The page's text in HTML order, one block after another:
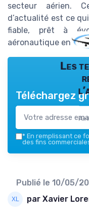
secteur aérien.
d’actualité est ce
fiable, prêt à
aéronautique en
Les
Téléchargez
* En remplissant ce
des fins
Publié le 10/05/
par Xavier